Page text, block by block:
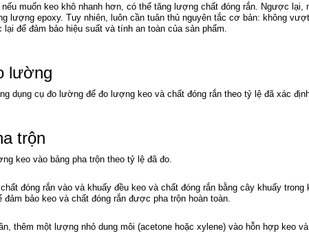
muốn keo khô nhanh hơn, có thể tăng lượng chất đóng rắn. Ngược
lượng epoxy. Tuy nhiên, luôn cần tuân thủ nguyên tắc cơ bản: không
lại để đảm bảo hiệu suất và tính an toàn của sản phẩm.
lường
dụng cụ đo lường để đo lượng keo và chất đóng rắn theo tỷ lệ đã xác
trộn
keo vào bảng pha trộn theo tỷ lệ đã đo.
đóng rắn vào và khuấy đều keo và chất đóng rắn bằng cây khuấy
đảm bảo keo và chất đóng rắn được pha trộn hoàn toàn.
thêm một lượng nhỏ dung môi (acetone hoặc xylene) vào hỗn hợp keo